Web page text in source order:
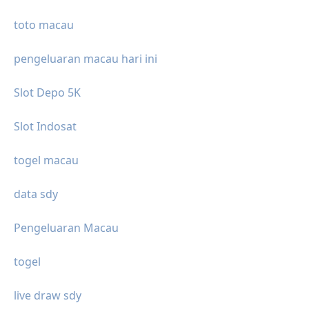
toto macau
pengeluaran macau hari ini
Slot Depo 5K
Slot Indosat
togel macau
data sdy
Pengeluaran Macau
togel
live draw sdy